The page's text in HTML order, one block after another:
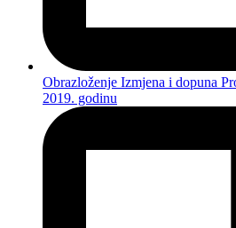
Obrazloženje Izmjena i dopuna
2019. godinu